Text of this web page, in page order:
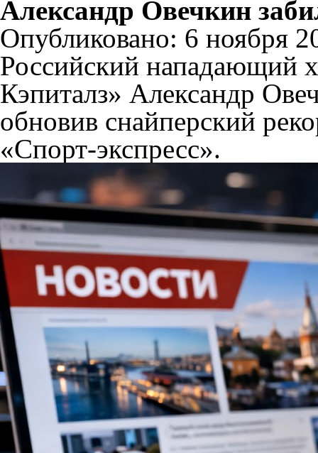
Александр Овечкин
Опубликовано: 6 ноября
Российский нападающий
Кэпиталз» Александр
обновив снайперский
«Спорт-экспресс».